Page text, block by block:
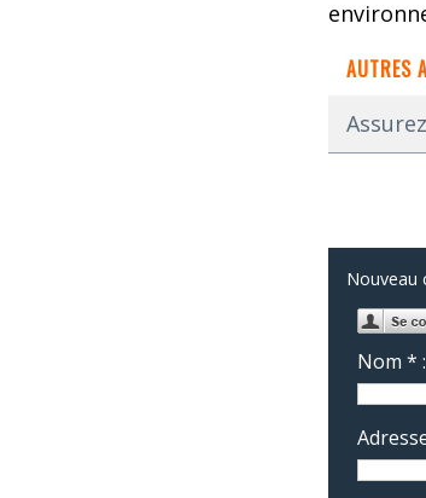
AUTRES
Nouveau
Nom * :